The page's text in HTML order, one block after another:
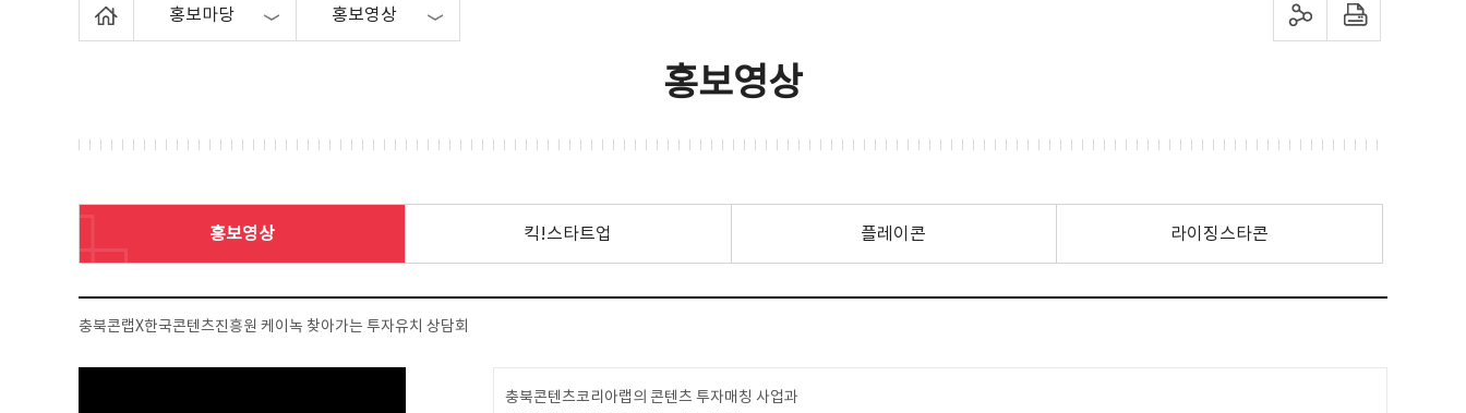
홍보마당 홍보영상 sns 공유하기 프린트하기
홍보영상
홍보영상 킥!스타트업 플레이콘 라이징스타콘
충북콘랩X한국콘텐츠진흥원 케이녹 찾아가는 투자유치 상담회
충북콘텐츠코리아랩의 콘텐츠 투자매칭 사업과